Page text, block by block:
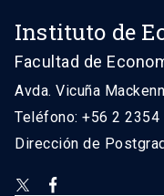
Instituto de
Facultad de
Avda. Vicuña
Teléfono: +56 2 2354
Dirección de